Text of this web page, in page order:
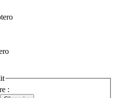
: